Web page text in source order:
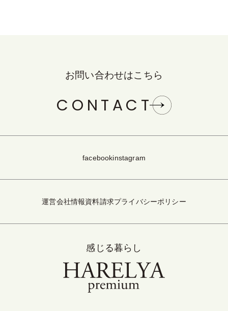
お問い合わせはこちら
CONTACT
facebookinstagram
運営会社情報資料請求プライバシーポリシー
感じる暮らし